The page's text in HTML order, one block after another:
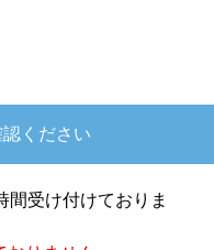
したか？】
かったので少し驚
ください
間受け付けておりま